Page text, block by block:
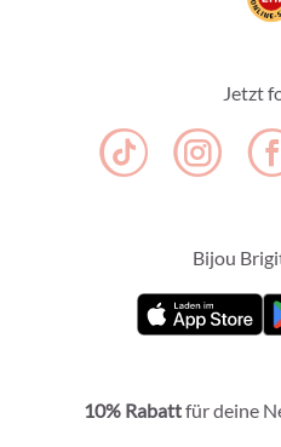
Jetzt
Bijou
10% Rabattfür deine